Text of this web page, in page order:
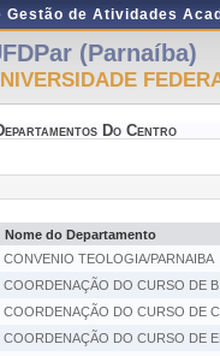
Gestão de Atividades
(Parnaíba)
Do Centro
Nome do Departamento
CONVENIO TEOLOGIA/PARNAIBA
COORDENAÇÃO DO CURSO DE
COORDENAÇÃO DO CURSO DE
COORDENAÇÃO DO CURSO DE